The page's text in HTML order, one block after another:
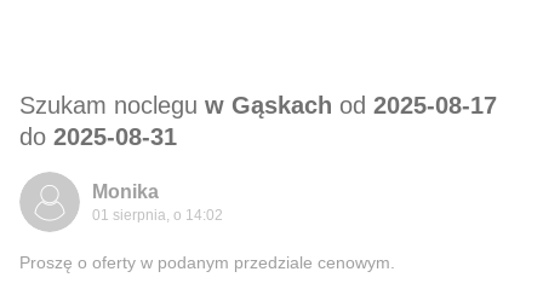
Szukam noclegu w Gąskach od 2025-08-17
do 2025-08-31
Monika
01 sierpnia, o 14:02
Proszę o oferty w podanym przedziale cenowym.